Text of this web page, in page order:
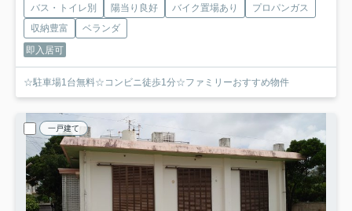
バス・トイレ別 陽当り良好 バイク置場あり
プロパンガス
収納豊富
ベランダ
即入居可
☆駐車場1台無料☆コンビニ徒歩1分☆ファミリーおすすめ物件
一戸建て